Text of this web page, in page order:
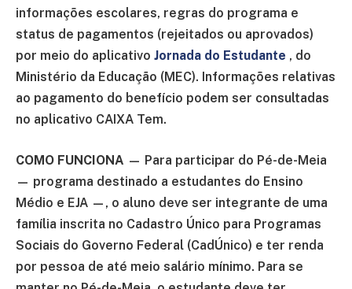
informações escolares, regras do programa e
status de pagamentos (rejeitados ou aprovados)
por meio do aplicativo Jornada do Estudante , do
Ministério da Educação (MEC). Informações relativas
ao pagamento do benefício podem ser consultadas
no aplicativo CAIXA Tem.
COMO FUNCIONA — Para participar do Pé-de-Meia
— programa destinado a estudantes do Ensino
Médio e EJA —, o aluno deve ser integrante de uma
família inscrita no Cadastro Único para Programas
Sociais do Governo Federal (CadÚnico) e ter renda
por pessoa de até meio salário mínimo. Para se